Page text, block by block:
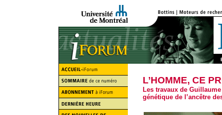
L’HOMME, CE
Les travaux de
génétique de l’ancêtre